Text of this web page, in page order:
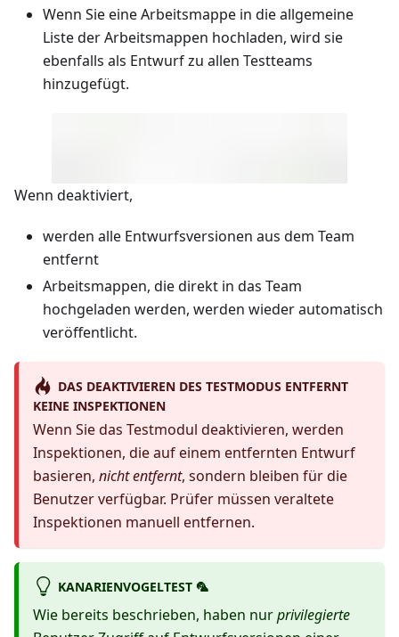
Wenn Sie eine Arbeitsmappe in die allgemeine
Liste der Arbeitsmappen hochladen, wird sie
ebenfalls als Entwurf zu allen Testteams
hinzugefügt.
Wenn deaktiviert,
werden alle Entwurfsversionen aus dem Team
entfernt
Arbeitsmappen, die direkt in das Team
hochgeladen werden, werden wieder automatisch
veröffentlicht.
DAS DEAKTIVIEREN DES TESTMODUS ENTFERNT
KEINE INSPEKTIONEN
Wenn Sie das Testmodul deaktivieren, werden
Inspektionen, die auf einem entfernten Entwurf
basieren, nicht entfernt, sondern bleiben für die
Benutzer verfügbar. Prüfer müssen veraltete
Inspektionen manuell entfernen.
KANARIENVOGELTEST 🦜
Wie bereits beschrieben, haben nurprivilegierte